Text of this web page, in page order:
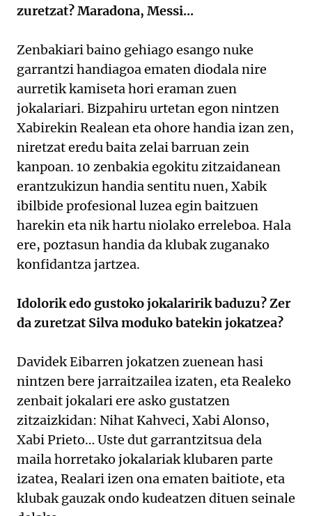
zuretzat? Maradona, Messi...
Zenbakiari baino gehiago esango nuke
garrantzi handiagoa ematen diodala nire
aurretik kamiseta hori eraman zuen
jokalariari. Bizpahiru urtetan egon nintzen
Xabirekin Realean eta ohore handia izan zen,
niretzat eredu baita zelai barruan zein
kanpoan. 10 zenbakia egokitu zitzaidanean
erantzukizun handia sentitu nuen, Xabik
ibilbide profesional luzea egin baitzuen
harekin eta nik hartu niolako erreleboa. Hala
ere, poztasun handia da klubak zuganako
konfidantza jartzea.
Idolorik edo gustoko jokalaririk baduzu? Zer
da zuretzat Silva moduko batekin jokatzea?
Davidek Eibarren jokatzen zuenean hasi
nintzen bere jarraitzailea izaten, eta Realeko
zenbait jokalari ere asko gustatzen
zitzaizkidan: Nihat Kahveci, Xabi Alonso,
Xabi Prieto… Uste dut garrantzitsua dela
maila horretako jokalariak klubaren parte
izatea, Realari izen ona ematen baitiote, eta
klubak gauzak ondo kudeatzen dituen seinale